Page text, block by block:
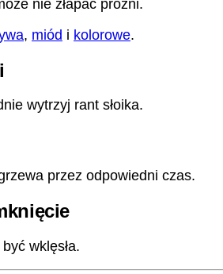
nie złapać próżni.
, miód i kolorowe.
wytrzyj rant słoika.
przez odpowiedni czas.
wklęsła.